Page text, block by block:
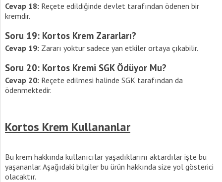
Cevap 18: Reçete edildiğinde devlet tarafından ödenen bir
kremdir.
Soru 19: Kortos Krem Zararları?
Cevap 19: Zararı yoktur sadece yan etkiler ortaya çıkabilir.
Soru 20: Kortos Kremi SGK Ödüyor Mu?
Cevap 20: Reçete edilmesi halinde SGK tarafından da
ödenmektedir.
Kortos Krem Kullananlar
Bu krem hakkında kullanıcılar yaşadıklarını aktardılar işte bu
yaşananlar. Aşağıdaki bilgiler bu ürün hakkında size yol gösterici
olacaktır.